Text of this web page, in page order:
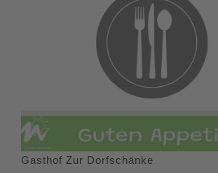
Gasthof Zur Dorfschänke